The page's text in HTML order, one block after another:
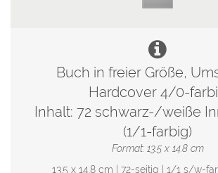
Buch in freier Größe,
Hardcover 4/0-
Inhalt: 72 schwarz-/weiße
(1/1-farbig)
Format: 13.5 x 14.8 cm
13.5 x 14.8 cm | 72-seitig | 1/1 s/w-